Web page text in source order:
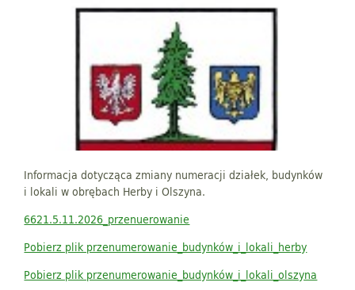
Informacja dotycząca zmiany numeracji działek, budynków
i lokali w obrębach Herby i Olszyna.
6621.5.11.2026_przenuerowanie
Pobierz plik przenumerowanie_budynków_i_lokali_herby
Pobierz plik przenumerowanie_budynków_i_lokali_olszyna